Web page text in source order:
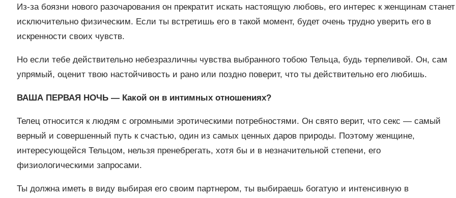
Из-за боязни нового разочарования он прекратит искать настоящую любовь, его интерес к женщинам станет
исключительно физическим. Если ты встретишь его в такой момент, будет очень трудно уверить его в
искренности своих чувств.
Но если тебе действительно небезразличны чувства выбранного тобою Тельца, будь терпеливой. Он, сам
упрямый, оценит твою настойчивость и рано или поздно поверит, что ты действительно его любишь.
ВАША ПЕРВАЯ НОЧЬ — Какой он в интимных отношениях?
Телец относится к людям с огромными эротическими потребностями. Он свято верит, что секс — самый
верный и совершенный путь к счастью, один из самых ценных даров природы. Поэтому женщине,
интересующейся Тельцом, нельзя пренебрегать, хотя бы и в незначительной степени, его
физиологическими запросами.
Ты должна иметь в виду выбирая его своим партнером, ты выбираешь богатую и интенсивную в